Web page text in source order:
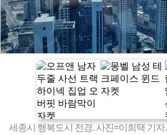
세종시 행복도시 전경. 사진=이희택 기자.